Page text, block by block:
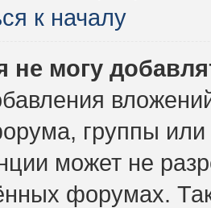
к началу
не могу
группы или
может не
форумах.